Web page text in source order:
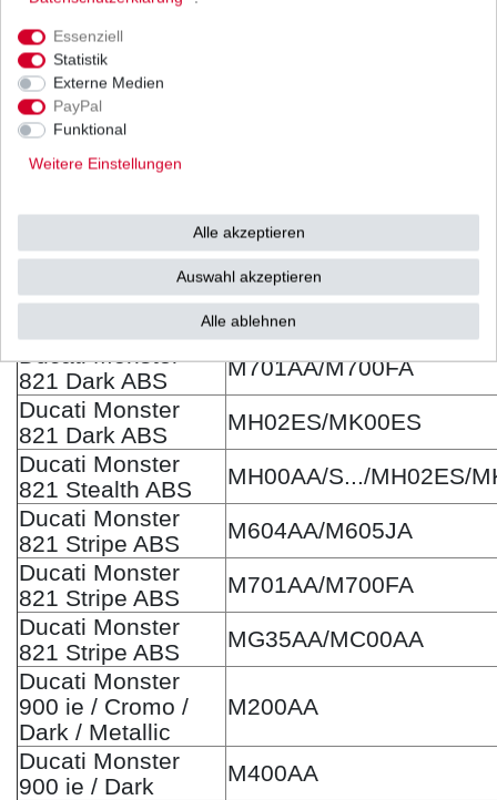
Ducati Monster
821 ABS
Ducati Monster
821 ABS
Ducati Monster
821 ABS
821 ABS
Ducati Monster
MH00AA/S.../MH02ES/
Ducati Monster
M604AA/M605JA
Ducati Monster
821 Dark ABS
M701AA/M700FA
Ducati Monster
821 Dark ABS
MH02ES/MK00ES
Ducati Monster
821 Stealth ABS
MH00AA/S.../MH02ES/
Ducati Monster
821 Stripe ABS
M604AA/M605JA
Ducati Monster
821 Stripe ABS
M701AA/M700FA
Ducati Monster
821 Stripe ABS
MG35AA/MC00AA
Ducati Monster
900 ie / Cromo /
Dark / Metallic
M200AA
Ducati Monster
900 ie / Dark
M400AA
Essenziell
Statistik
Externe Medien
PayPal
Funktional
Weitere Einstellungen
Alle akzeptieren
Auswahl akzeptieren
Alle ablehnen